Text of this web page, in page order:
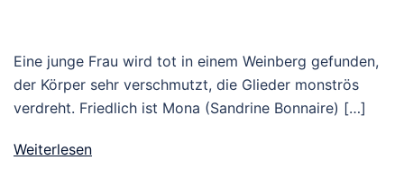
Eine junge Frau wird tot in einem Weinberg gefunden,
der Körper sehr ver­schmutzt, die Glieder mon­strös
verdreht. Friedlich ist Mona (Sandrine Bonnaire) […]
Weiterlesen